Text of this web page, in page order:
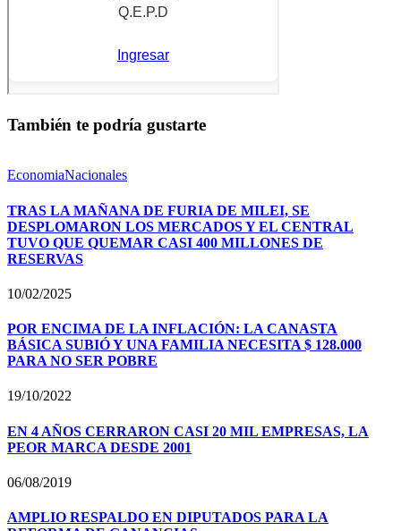
También te podría gustarte
EconomiaNacionales
TRAS LA MAÑANA DE FURIA DE MILEI, SE
DESPLOMARON LOS MERCADOS Y EL CENTRAL
TUVO QUE QUEMAR CASI 400 MILLONES DE
RESERVAS
10/02/2025
POR ENCIMA DE LA INFLACIÓN: LA CANASTA
BÁSICA SUBIÓ Y UNA FAMILIA NECESITA $ 128.000
PARA NO SER POBRE
19/10/2022
EN 4 AÑOS CERRARON CASI 20 MIL EMPRESAS, LA
PEOR MARCA DESDE 2001
06/08/2019
AMPLIO RESPALDO EN DIPUTADOS PARA LA